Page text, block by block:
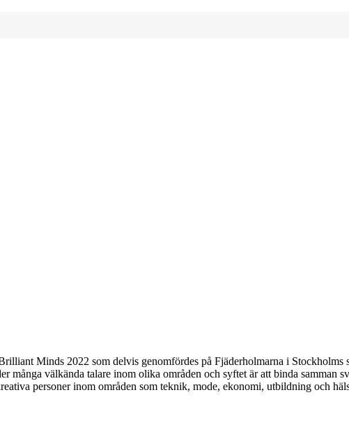
Minds 2022 som delvis genomfördes på Fjäderholmarna i
välkända talare inom olika områden och syftet är att binda samman
personer inom områden som teknik, mode, ekonomi, utbildning och